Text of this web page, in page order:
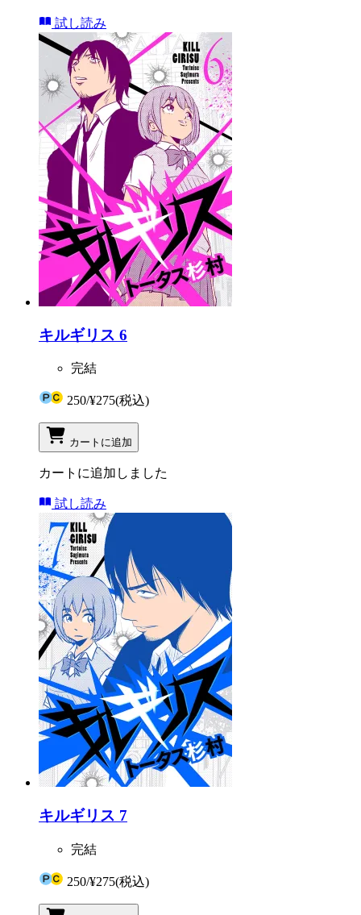
試し読み
キルギリス 6
完結
250/¥275(税込)
カートに追加
カートに追加しました
試し読み
キルギリス 7
完結
250/¥275(税込)